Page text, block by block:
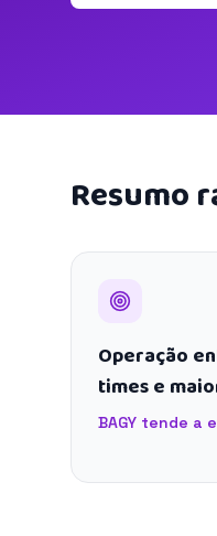
Resumo
Operação
times e
BAGY tende a